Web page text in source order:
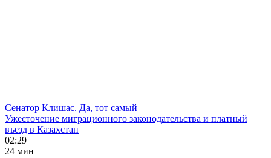
Сенатор Клишас. Да, тот самый
Ужесточение миграционного законодательства и платный
въезд в Казахстан
02:29
24 мин